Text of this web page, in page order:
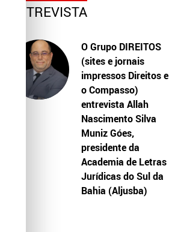
ENTREVISTA
O Grupo DIREITOS
(sites e jornais
impressos Direitos e
o Compasso)
entrevista Allah
Nascimento Silva
Muniz Góes,
presidente da
Academia de Letras
Jurídicas do Sul da
Bahia (Aljusba)